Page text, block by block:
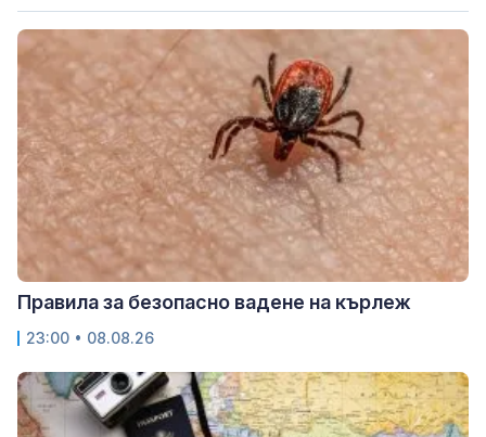
Правила за безопасно вадене на кърлеж
23:00 • 08.08.26